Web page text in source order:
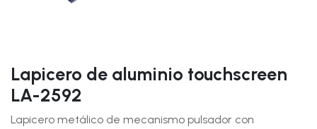
Lapicero de aluminio touchscreen
LA-2592
Lapicero metálico de mecanismo pulsador con